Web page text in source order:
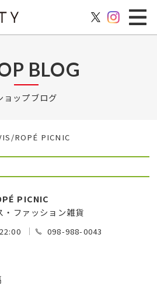
BLOG
ョップブログ
ROPÉ PICNIC
PICNIC
・ファッション雑貨
098-988-0043